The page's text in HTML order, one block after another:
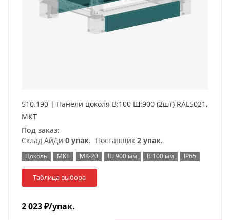
510.190 | Панели цоколя В:100 Ш:900 (2шт) RAL5021,
МКТ
Под заказ:
Склад АйДи 0 упак. Поставщик 2 упак.
Цоколь МКТ МК-20 Ш 900 мм В 100 мм IP65
Таблица выбора
2 023₽/упак.